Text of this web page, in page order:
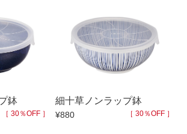
セール商品 OUTLET
満 10％OFF 20％OFF
鉢
［ 30％OFF ］
細十草ノンラップ鉢
¥880 ［ 30％OFF ］